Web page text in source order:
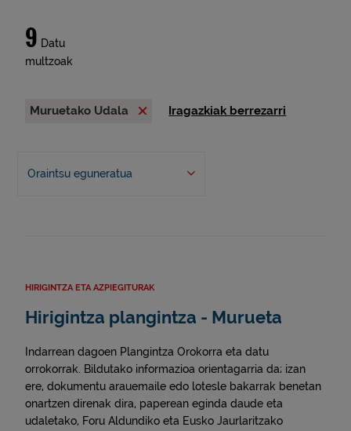
9 Datu
multzoak
Muruetako Udala Iragazkiak berrezarri
Oraintsu eguneratua
HIRIGINTZA ETA AZPIEGITURAK
Hirigintza plangintza - Murueta
Indarrean dagoen Plangintza Orokorra eta datu
orrokorrak. Bildutako informazioa orientagarria da; izan
ere, dokumentu arauemaile edo lotesle bakarrak benetan
onartzen direnak dira, paperean eginda daude eta
udaletako, Foru Aldundiko eta Eusko Jaurlaritzako